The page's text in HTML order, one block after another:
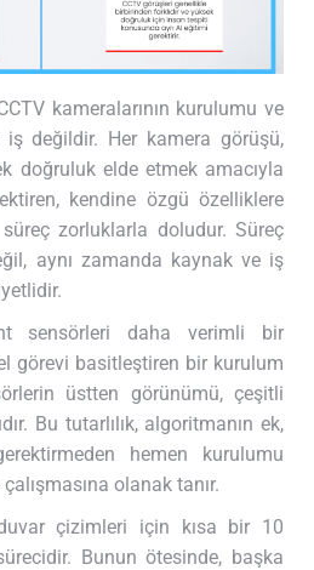
kameralarının kurulumu ve
değildir. Her kamera görüşü,
doğruluk elde etmek amacıyla
kendine özgü özelliklere
zorluklarla doludur. Süreç
aynı zamanda kaynak ve iş
sensörleri daha verimli bir
görevi basitleştiren bir kurulum
üstten görünümü, çeşitli
Bu tutarlılık, algoritmanın ek,
hemen kurulumu
olanak tanır.
çizimleri için kısa bir 10
Bunun ötesinde, başka